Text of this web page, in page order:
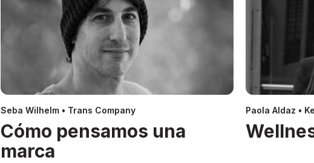
Seba Wilhelm • Trans Company
Cómo pensamos una
marca
Paola Aldaz •